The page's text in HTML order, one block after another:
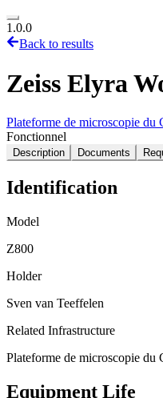
1.0.0
Back to results
Zeiss Elyra
Plateforme de microscopie du
Fonctionnel
Description Documents
Identification
Model
Z800
Holder
Sven van Teeffelen
Related Infrastructure
Plateforme de microscopie du
Equipment Life